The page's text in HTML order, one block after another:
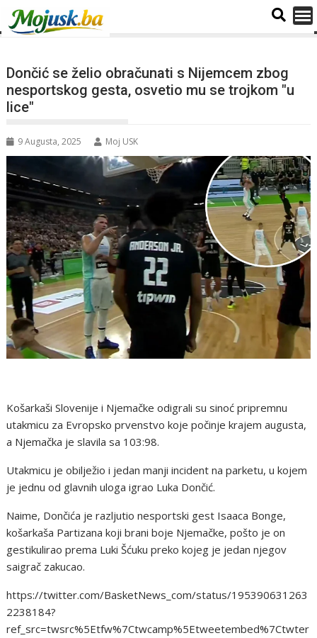
Dončić se želio obračunati s Nijemcem zbog
nesportskog gesta, osvetio mu se trojkom "u
lice"
9 Augusta, 2025 Moj USK
Košarkaši Slovenije i Njemačke odigrali su sinoć pripremnu
utakmicu za Evropsko prvenstvo koje počinje krajem augusta,
a Njemačka je slavila sa 103:98.
Utakmicu je obilježio i jedan manji incident na parketu, u kojem
je jednu od glavnih uloga igrao Luka Dončić.
Naime, Dončića je razljutio nesportski gest Isaaca Bonge,
košarkaša Partizana koji brani boje Njemačke, pošto je on
gestikulirao prema Luki Šćuku preko kojeg je jedan njegov
saigrač zakucao.
https://twitter.com/BasketNews_com/status/195390631263
2238184?
ref_src=twsrc%5Etfw%7Ctwcamp%5Etweetembed%7Ctwter